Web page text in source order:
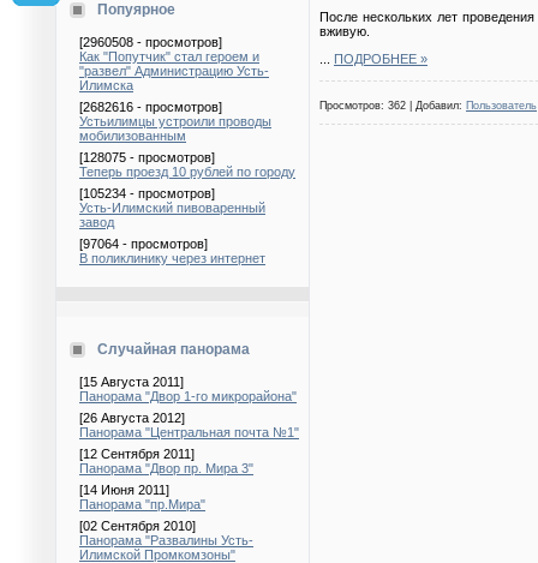
Попуярное
[2960508 - просмотров]
Как "Попутчик" стал героем и
"развел" Администрацию Усть-
Илимска
[2682616 - просмотров]
Устьилимцы устроили проводы
мобилизованным
[128075 - просмотров]
Теперь проезд 10 рублей по городу
[105234 - просмотров]
Усть-Илимский пивоваренный
завод
[97064 - просмотров]
В поликлинику через интернет
Случайная панорама
[15 Августа 2011]
Панорама "Двор 1-го микрорайона"
[26 Августа 2012]
Панорама "Центральная почта №1"
[12 Сентября 2011]
Панорама "Двор пр. Мира 3"
[14 Июня 2011]
Панорама "пр.Мира"
[02 Сентября 2010]
Панорама "Развалины Усть-
Илимской Промкомзоны"
После нескольких лет
вживую.
ПОДРОБНЕЕ »
Просмотров: 362 | Добавил: Пользователь